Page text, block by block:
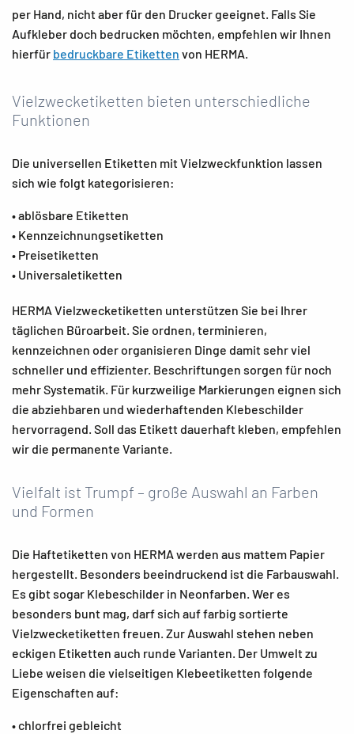
per Hand, nicht aber für den Drucker geeignet. Falls Sie
Aufkleber doch bedrucken möchten, empfehlen wir Ihnen
hierfür bedruckbare Etiketten von HERMA.
Vielzwecketiketten bieten unterschiedliche
Funktionen
Die universellen Etiketten mit Vielzweckfunktion lassen
sich wie folgt kategorisieren:
• ablösbare Etiketten
• Kennzeichnungsetiketten
• Preisetiketten
• Universaletiketten
HERMA Vielzwecketiketten unterstützen Sie bei Ihrer
täglichen Büroarbeit. Sie ordnen, terminieren,
kennzeichnen oder organisieren Dinge damit sehr viel
schneller und effizienter. Beschriftungen sorgen für noch
mehr Systematik. Für kurzweilige Markierungen eignen sich
die abziehbaren und wiederhaftenden Klebeschilder
hervorragend. Soll das Etikett dauerhaft kleben, empfehlen
wir die permanente Variante.
Vielfalt ist Trumpf – große Auswahl an Farben
und Formen
Die Haftetiketten von HERMA werden aus mattem Papier
hergestellt. Besonders beeindruckend ist die Farbauswahl.
Es gibt sogar Klebeschilder in Neonfarben. Wer es
besonders bunt mag, darf sich auf farbig sortierte
Vielzwecketiketten freuen. Zur Auswahl stehen neben
eckigen Etiketten auch runde Varianten. Der Umwelt zu
Liebe weisen die vielseitigen Klebeetiketten folgende
Eigenschaften auf:
• chlorfrei gebleicht